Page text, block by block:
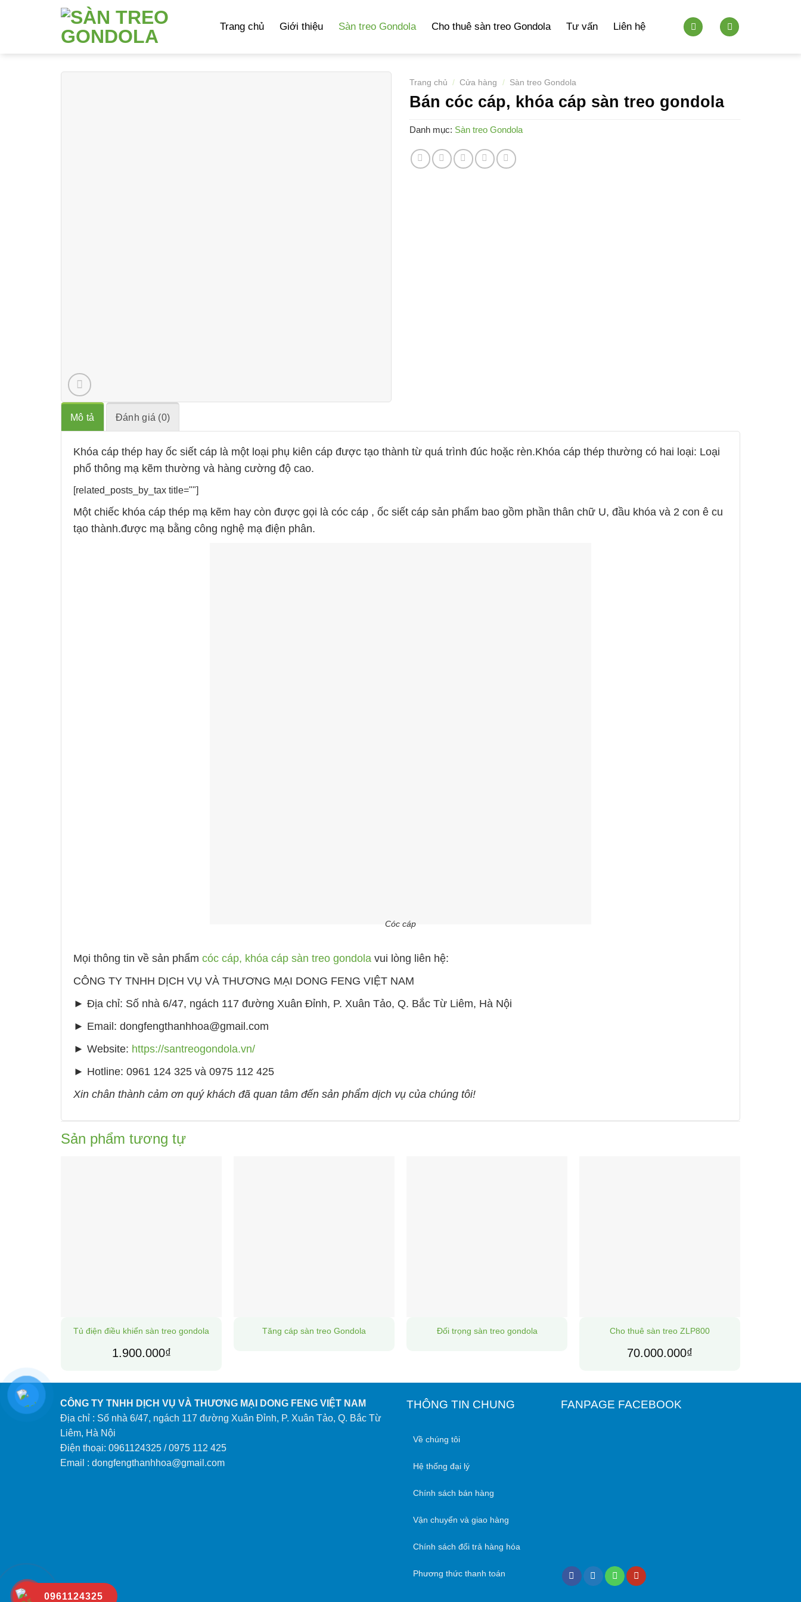
Trang chủ Giới thiệu Sàn treo Gondola Cho thuê sàn treo Gondola Tư vấn Liên hệ
Trang chủ / Cửa hàng / Sàn treo Gondola
Bán cóc cáp, khóa cáp sàn treo gondola
Danh mục: Sàn treo Gondola
Mô tả Đánh giá (0)
Khóa cáp thép hay ốc siết cáp là một loại phụ kiên cáp được tạo thành từ quá trình đúc hoặc rèn.Khóa cáp thép thường có hai loại: Loại
phổ thông mạ kẽm thường và hàng cường độ cao.
[related_posts_by_tax title=""]
Một chiếc khóa cáp thép mạ kẽm hay còn được gọi là cóc cáp , ốc siết cáp sản phẩm bao gồm phần thân chữ U, đầu khóa và 2 con ê cu
tạo thành.được mạ bằng công nghệ mạ điện phân.
Cóc cáp
Mọi thông tin về sản phẩm cóc cáp, khóa cáp sàn treo gondola vui lòng liên hệ:
CÔNG TY TNHH DỊCH VỤ VÀ THƯƠNG MẠI DONG FENG VIỆT NAM
► Địa chỉ: Số nhà 6/47, ngách 117 đường Xuân Đỉnh, P. Xuân Tảo, Q. Bắc Từ Liêm, Hà Nội
► Email: dongfengthanhhoa@gmail.com
► Website: https://santreogondola.vn/
► Hotline: 0961 124 325 và 0975 112 425
Xin chân thành cảm ơn quý khách đã quan tâm đến sản phẩm dịch vụ của chúng tôi!
Sản phẩm tương tự
Tủ điện điều khiển sàn treo gondola
1.900.000₫
Tăng cáp sàn treo Gondola Đối trọng sàn treo gondola Cho thuê sàn treo ZLP800
70.000.000₫
CÔNG TY TNHH DỊCH VỤ VÀ THƯƠNG MẠI DONG FENG VIỆT NAM
Địa chỉ : Số nhà 6/47, ngách 117 đường Xuân Đỉnh, P. Xuân Tảo, Q. Bắc Từ
Liêm, Hà Nội
Điện thoại: 0961124325 / 0975 112 425
Email : dongfengthanhhoa@gmail.com
THÔNG TIN CHUNG
Về chúng tôi
Hệ thống đại lý
Chính sách bán hàng
Vận chuyển và giao hàng
Chính sách đổi trả hàng hóa
Phương thức thanh toán
FANPAGE FACEBOOK
0961124325